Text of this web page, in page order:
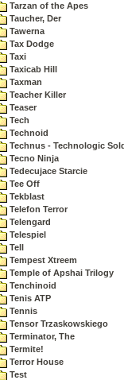
Tarzan of the Apes
Taucher, Der
Tawerna
Tax Dodge
Taxi
Taxicab Hill
Taxman
Teacher Killer
Teaser
Tech
Technoid
Technus - Technologic
Tecno Ninja
Tedecujace Starcie
Tee Off
Tekblast
Telefon Terror
Telengard
Telespiel
Tell
Tempest Xtreem
Temple of Apshai Trilogy
Tenchinoid
Tenis ATP
Tennis
Tensor Trzaskowskiego
Terminator, The
Termite!
Terror House
Test